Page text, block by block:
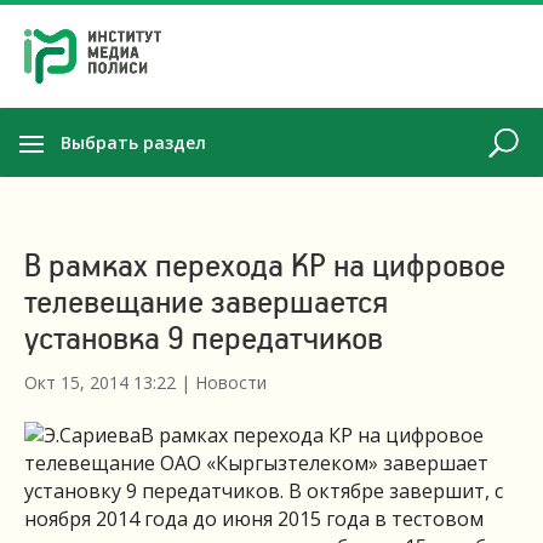
Выбрать раздел
В рамках перехода КР на цифровое
телевещание завершается
установка 9 передатчиков
Окт 15, 2014 13:22 | Новости
В рамках перехода КР на цифровое
телевещание ОАО «Кыргызтелеком» завершает
установку 9 передатчиков. В октябре завершит, с
ноября 2014 года до июня 2015 года в тестовом